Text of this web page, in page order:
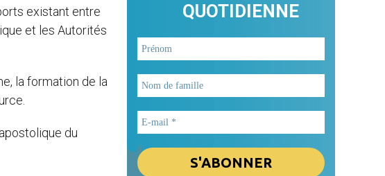
existant entre
et les Autorités
la formation de la
du
QUOTIDIENNE